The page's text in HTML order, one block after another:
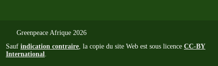
Greenpeace Afrique 2026
Sauf indication contraire, la copie du site Web est sous licence CC-BY
International.